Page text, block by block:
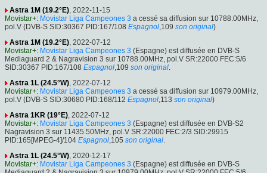
Astra 1M (19.2°E), 2022-11-15
Movistar+: Movistar Liga Campeones 3 a cessé sa diffusion sur 10788.00MHz,
pol.V (DVB-S SID:30367 PID:167/108 Espagnol,109 son original)
Astra 1M (19.2°E), 2022-07-12
Movistar+: Movistar Liga Campeones 3 (Espagne) est diffusée en DVB-S
Mediaguard 2 & Nagravision 3 sur 10788.00MHz, pol.V SR:22000 FEC:5/6
SID:30367 PID:167/108 Espagnol,109 son original.
Astra 1L (24.5°W), 2022-07-12
Movistar+: Movistar Liga Campeones 3 a cessé sa diffusion sur 10979.00MHz,
pol.V (DVB-S SID:30680 PID:168/112 Espagnol,113 son original)
Astra 1KR (19°E), 2022-07-12
Movistar+: Movistar Liga Campeones 3 (Espagne) est diffusée en DVB-S2
Nagravision 3 sur 11435.50MHz, pol.V SR:22000 FEC:2/3 SID:29915
PID:165[MPEG-4]/104 Espagnol,105 son original.
Astra 1L (24.5°W), 2020-12-17
Movistar+: Movistar Liga Campeones 3 (Espagne) est diffusée en DVB-S